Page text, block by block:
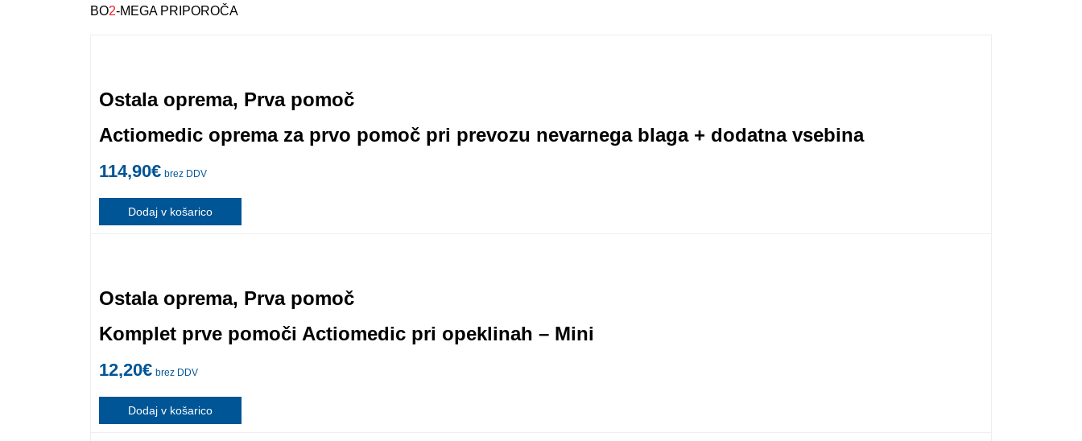
BO2-MEGA PRIPOROČA
Ostala oprema, Prva pomoč
Actiomedic oprema za prvo pomoč pri prevozu nevarnega blaga + dodatna vsebina
114,90€ brez DDV
Dodaj v košarico
Ostala oprema, Prva pomoč
Komplet prve pomoči Actiomedic pri opeklinah – Mini
12,20€ brez DDV
Dodaj v košarico